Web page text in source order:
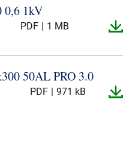
0,6 1kV
PDF 1 MB
50AL PRO 3.​0
PDF 971 kB